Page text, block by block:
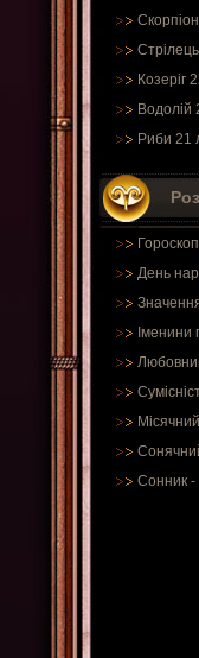
Козеріг
Водолій
Риби 21
День
Іменини
Сонник -